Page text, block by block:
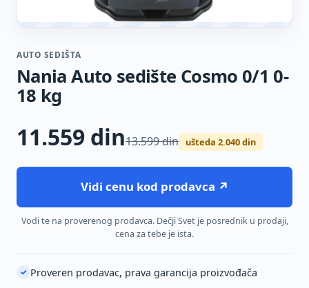
AUTO SEDIŠTA
Nania Auto sedište Cosmo 0/1 0-
18 kg
11.559 din13.599 din ušteda 2.040 din
Vidi cenu kod prodavca ↗
Vodi te na proverenog prodavca. Dečji Svet je posrednik u prodaji,
cena za tebe je ista.
✓ Proveren prodavac, prava garancija proizvođača